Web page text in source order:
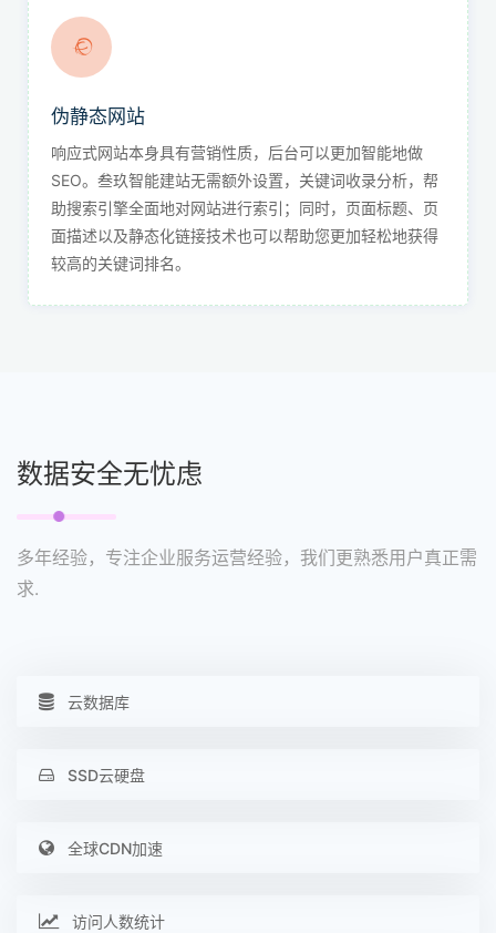
伪静态网站
响应式网站本身具有营销性质，后台可以更加智能地做
SEO。叁玖智能建站无需额外设置，关键词收录分析，帮
助搜索引擎全面地对网站进行索引；同时，页面标题、页
面描述以及静态化链接技术也可以帮助您更加轻松地获得
较高的关键词排名。
数据安全无忧虑
多年经验，专注企业服务运营经验，我们更熟悉用户真正需
求.
云数据库
SSD云硬盘
全球CDN加速
访问人数统计